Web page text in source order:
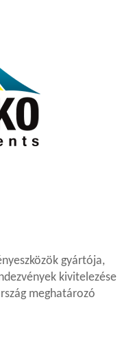
gyártója,
kivitelezése
meghatározó